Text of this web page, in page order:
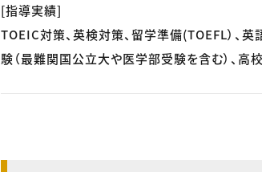
[指導実績]
TOEIC対策、英検対策、留学準備(TOEFL）、英
験（最難関国公立大や医学部受験を含む）、高